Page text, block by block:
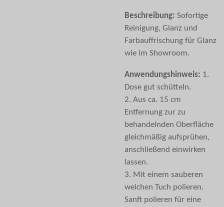
Beschreibung: Sofortige
Reinigung, Glanz und
Farbauffrischung für Glanz
wie im Showroom.
Anwendungshinweis: 1.
Dose gut schütteln.
2. Aus ca. 15 cm
Entfernung zur zu
behandelnden Oberfläche
gleichmäßig aufsprühen,
anschließend einwirken
lassen.
3. Mit einem sauberen
weichen Tuch polieren.
Sanft polieren für eine